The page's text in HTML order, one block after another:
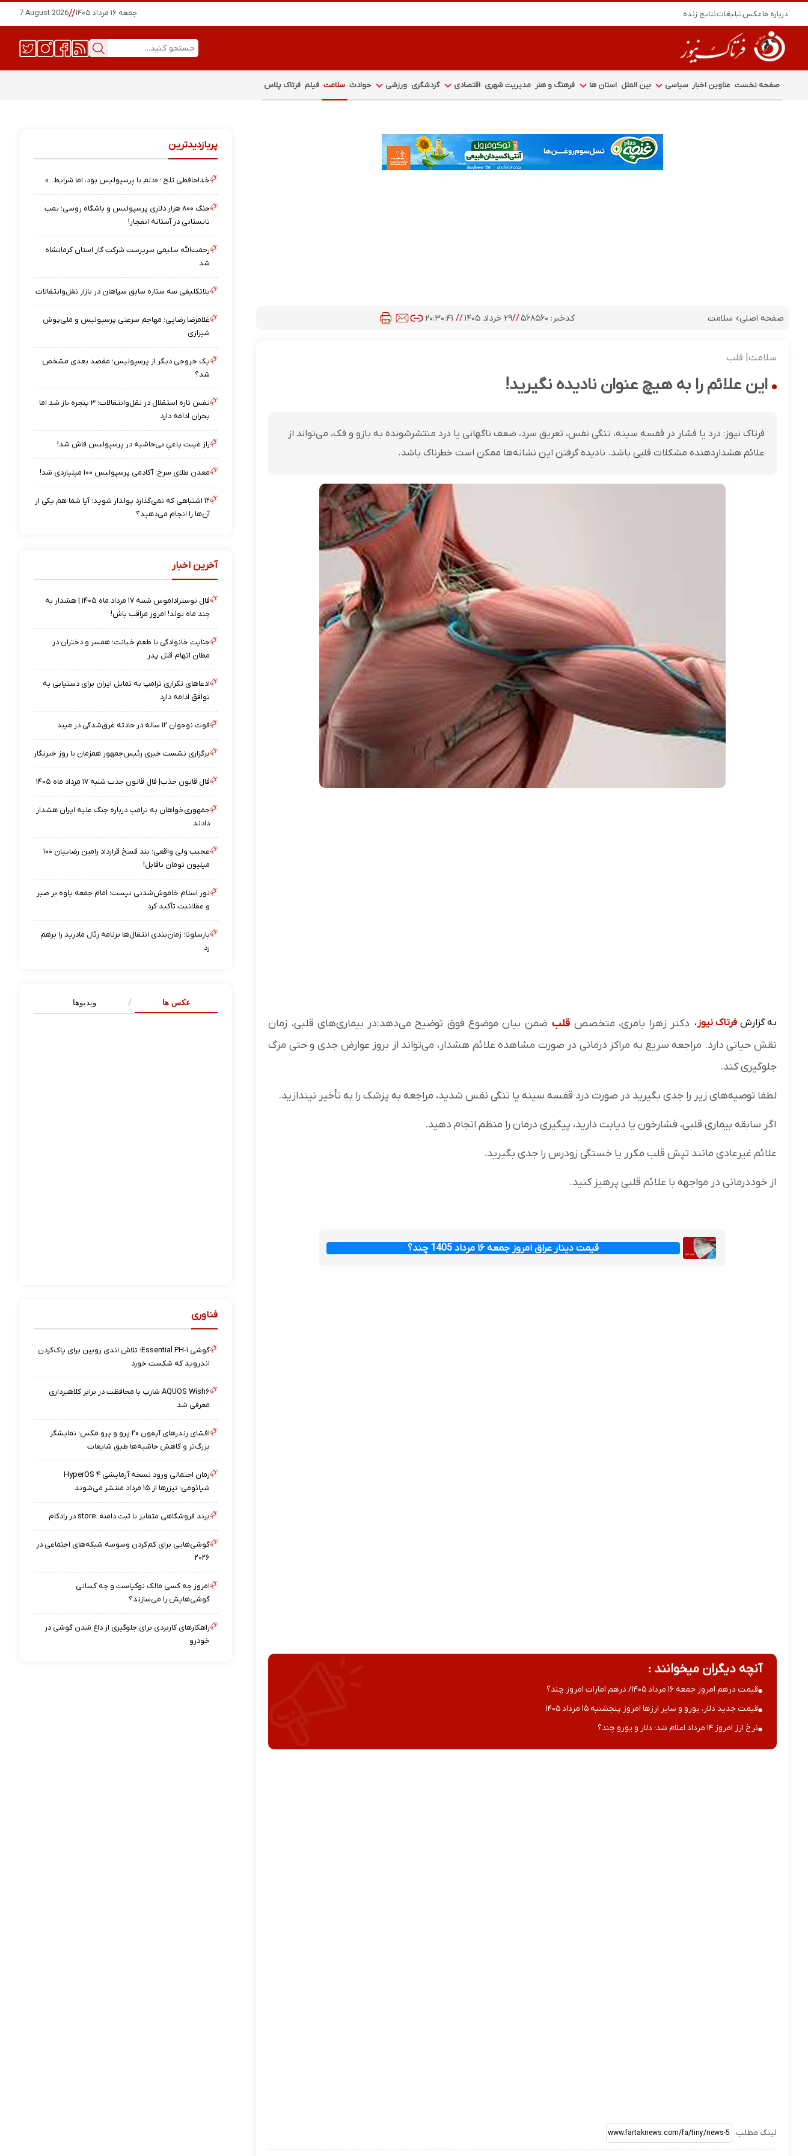
درباره ماعکستبلیغاتنتایج زنده جمعه ۱۶ مرداد ۱۴۰۵ //
7 August 2026
صفحه نخست عناوین اخبار سیاسی بین الملل استان ها فرهنگ و هنر مدیریت شهری اقتصادی گردشگری ورزشی حوادث سلامت فیلم فرتاک پلاس
صفحه اصلی سلامت کدخبر: ۵۶۸۵۶۰ //۲۹ خرداد ۱۴۰۵ // ۲۰:۳۰:۴۱
سلامت| قلب
این علائم را به هیچ عنوان نادیده نگیرید!
فرتاک نیوز: درد یا فشار در قفسه سینه، تنگی نفس، تعریق سرد، ضعف ناگهانی یا درد منتشرشونده به بازو و فک، می‌تواند از
علائم هشداردهنده مشکلات قلبی باشد. نادیده گرفتن این نشانه‌ها ممکن است خطرناک باشد.
به گزارش فرتاک نیوز ، دکتر زهرا بامری، متخصص قلب ضمن بیان موضوع فوق توضیح می‌دهد:در بیماری‌های قلبی، زمان
نقش حیاتی دارد. مراجعه سریع به مراکز درمانی در صورت مشاهده علائم هشدار، می‌تواند از بروز عوارض جدی و حتی مرگ
جلوگیری کند.
لطفا توصیه‌های زیر را جدی بگیرید در صورت درد قفسه سینه یا تنگی نفس شدید، مراجعه به پزشک را به تأخیر نیندازید.
اگر سابقه بیماری قلبی، فشارخون یا دیابت دارید، پیگیری درمان را منظم انجام دهید.
علائم غیرعادی مانند تپش قلب مکرر یا خستگی زودرس را جدی بگیرید.
از خوددرمانی در مواجهه با علائم قلبی پرهیز کنید.
قیمت دینار عراق امروز جمعه ۱۶ مرداد 1405 چند؟
آنچه دیگران میخوانند :
قیمت درهم امروز جمعه ۱۶ مرداد ۱۴۰۵/ درهم امارات امروز چند؟
قیمت جدید دلار، یورو و سایر ارزها امروز پنجشنبه ۱۵ مرداد ۱۴۰۵
نرخ ارز امروز ۱۴ مرداد اعلام شد؛ دلار و یورو چند؟
لینک مطلب:
پربازدیدترین
خداحافظی تلخ ؛ «دلم با پرسپولیس بود، اما شرایط…»
جنگ ۸۰۰ هزار دلاری پرسپولیس و باشگاه روسی؛ بمب
تابستانی در آستانه انفجار!
رحمت‌الله سلیمی سرپرست شرکت گاز استان کرمانشاه
شد
بلاتکلیفی سه ستاره سابق سپاهان در بازار نقل‌وانتقالات
غلامرضا رضایی؛ مهاجم سرعتی پرسپولیس و ملی‌پوش
شیرازی
یک خروجی دیگر از پرسپولیس؛ مقصد بعدی مشخص
شد؟
نفس تازه استقلال در نقل‌وانتقالات؛ ۳ پنجره باز شد اما
بحران ادامه دارد
راز غیبت یاغیِ بی‌حاشیه در پرسپولیس فاش شد!
معدن طلای سرخ؛ آکادمی پرسپولیس ۱۰۰ میلیاردی شد!
۱۲ اشتباهی که نمی‌گذارد پولدار شوید؛ آیا شما هم یکی از
آن‌ها را انجام می‌دهید؟
آخرین اخبار
فال نوستراداموس شنبه ۱۷ مرداد ماه ۱۴۰۵ | هشدار به
چند ماه تولد! امروز مراقب باش!
جنایت خانوادگی با طعم خیانت؛ همسر و دختران در
مظان اتهام قتل پدر
ادعاهای تکراری ترامپ به تمایل ایران برای دستیابی به
توافق ادامه دارد
فوت نوجوان ۱۲ ساله در حادثه غرق‌شدگی در میبد
برگزاری نشست خبری رئیس‌جمهور همزمان با روز خبرنگار
فال قانون جذب| فال قانون جذب شنبه ۱۷ مرداد ماه ۱۴۰۵
جمهوری‌خواهان به ترامپ درباره جنگ علیه ایران هشدار
دادند
عجیب ولی واقعی؛ بند فسخ قرارداد رامین رضاییان ۱۰۰
میلیون تومان ناقابل!
نور اسلام خاموش‌شدنی نیست؛ امام جمعه پاوه بر صبر
و عقلانیت تأکید کرد
بارسلونا؛ زمان‌بندی انتقال‌ها برنامه رئال مادرید را برهم
زد
عکس ها ویدیوها
فناوری
گوشی Essential PH-۱؛ تلاش اندی روبین برای پاک‌کردن
اندروید که شکست خورد
AQUOS Wish۶ شارپ با محافظت در برابر کلاهبرداری
معرفی شد
افشای رندرهای آیفون ۲۰ پرو و پرو مکس؛ نمایشگر
بزرگ‌تر و کاهش حاشیه‌ها طبق شایعات
زمان احتمالی ورود نسخه آزمایشی HyperOS ۴
شیائومی؛ تیزرها از ۱۵ مرداد منتشر می‌شوند
برند فروشگاهی متمایز با ثبت دامنه .store در رادکام
گوشی‌هایی برای کم‌کردن وسوسه شبکه‌های اجتماعی در
۲۰۲۶
امروز چه کسی مالک نوکیاست و چه کسانی
گوشی‌هایش را می‌سازند؟
راهکارهای کاربردی برای جلوگیری از داغ شدن گوشی در
خودرو